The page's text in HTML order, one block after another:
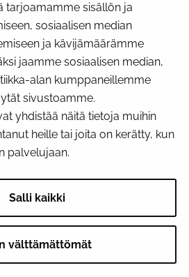
tarjoamamme sisällön ja
sosiaalisen median
ja kävijämäärämme
jaamme sosiaalisen median,
alan kumppaneillemme
sivustoamme.
yhdistää näitä tietoja muihin
heille tai joita on kerätty, kun
palvelujaan.
Salli kaikki
välttämättömät